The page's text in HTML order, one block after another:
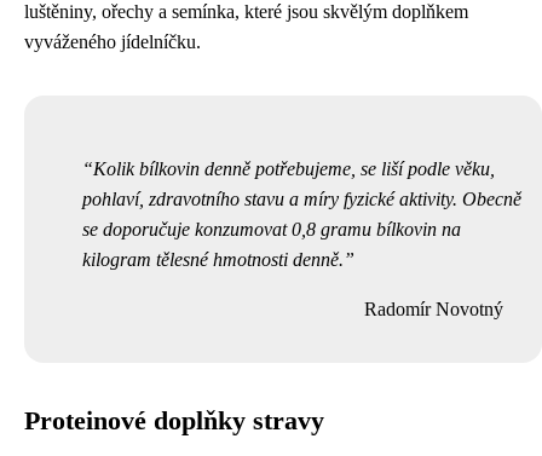
luštěniny, ořechy a semínka, které jsou skvělým doplňkem
vyváženého jídelníčku.
Kolik bílkovin denně potřebujeme, se liší podle věku,
pohlaví, zdravotního stavu a míry fyzické aktivity. Obecně
se doporučuje konzumovat 0,8 gramu bílkovin na
kilogram tělesné hmotnosti denně.
Radomír Novotný
Proteinové doplňky stravy